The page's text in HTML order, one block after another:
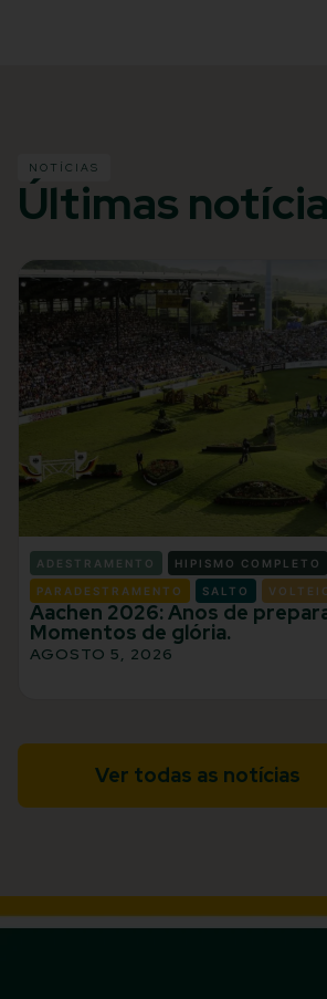
NOTÍCIAS
Últimas
ADESTRAMENTO HIPISMO COMPLETO
PARADESTRAMENTO SALTO
Aachen 2026: Anos de
Momentos de glória.
AGOSTO 5, 2026
Ver todas as notícias